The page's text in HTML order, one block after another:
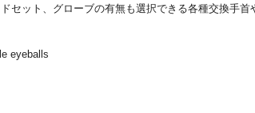
セット、グローブの有無も選択できる各種交換手
eyeballs